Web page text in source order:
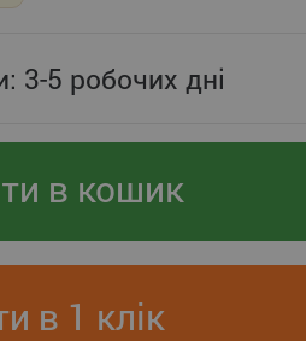
3-5 робочих дні
в кошик
в 1 клік